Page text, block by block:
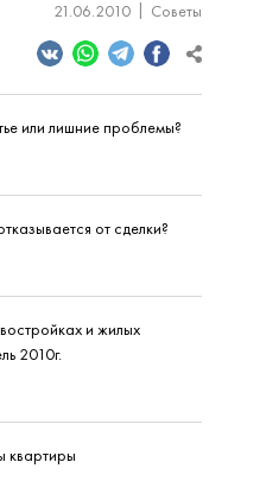
21.06.2010 Советы
или лишние проблемы?
от сделки?
и жилых
2010г.
квартиры